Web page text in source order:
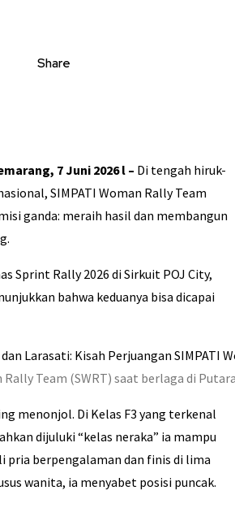
Share
7 Juni 2026 l – Di tengah hiruk-
SIMPATI Woman Rally Team
ganda: meraih hasil dan membangun
Sprint Rally 2026 di Sirkuit POJ City,
bahwa keduanya bisa dicapai
Rally Team (SWRT) saat berlaga di
menonjol. Di Kelas F3 yang terkenal
dijuluki “kelas neraka” ia mampu
pria berpengalaman dan finis di lima
wanita, ia menyabet posisi puncak.